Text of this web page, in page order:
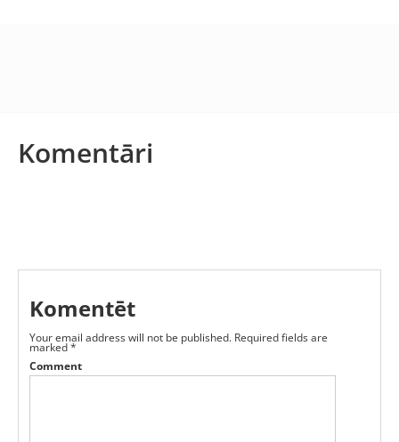
Komentāri
Komentēt
Your email address will not be published. Required fields are
marked*
Comment